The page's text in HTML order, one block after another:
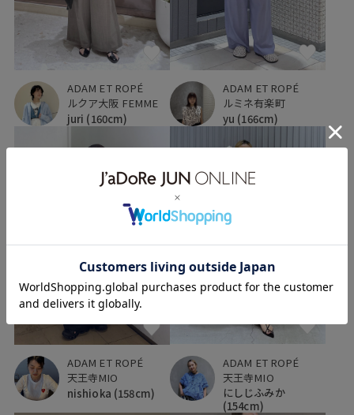
ADAM ET ROPÉ
ルクア大阪 FEMME
juri (160cm)
ADAM ET ROPÉ
ルミネ有楽町
yu (166cm)
ADAM ET ROPÉ
天王寺MIO
nishioka (158cm)
ADAM ET ROPÉ
天王寺MIO
にしじふみか
(154cm)